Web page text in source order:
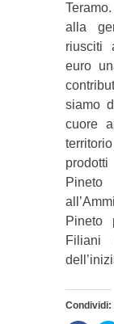
alla
riusciti
euro
siamo
cuore
Pineto
Condividi: